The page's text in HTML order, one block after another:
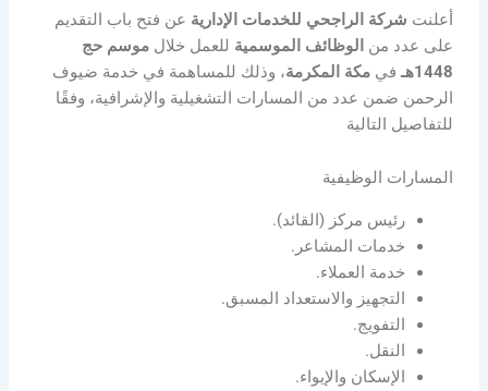
أعلنت شركة الراجحي للخدمات الإدارية عن فتح باب التقديم
على عدد من الوظائف الموسمية للعمل خلالموسم حج
1448هـ
فيمكة المكرمة، وذلك للمساهمة في خدمة ضيوف
الرحمن ضمن عدد من المسارات التشغيلية والإشرافية، وفقًا
للتفاصيل التالية
المسارات الوظيفية
رئيس مركز (القائد).
خدمات المشاعر.
خدمة العملاء.
التجهيز والاستعداد المسبق.
التفويج.
النقل.
الإسكان والإيواء.